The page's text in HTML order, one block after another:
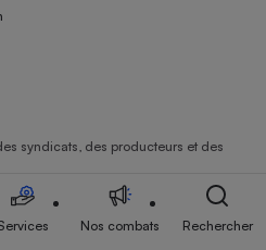
syndicats, des producteurs et des
Nos combats Rechercher